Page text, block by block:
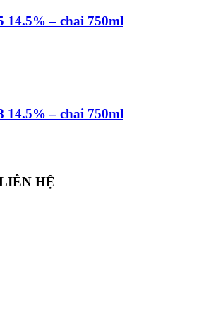
14.5% – chai 750ml
14.5% – chai 750ml
HỆ